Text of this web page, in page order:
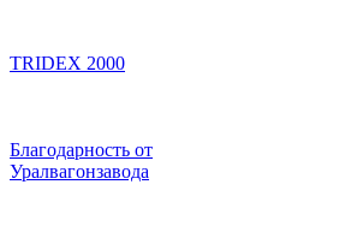
TRIDEX 2000
Благодарность от
Уралвагонзавода